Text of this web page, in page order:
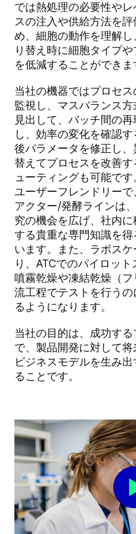
では熱処理の必要性や
スの注入や供給方法を
め、細胞の動作を理解
り替え時に細胞タイプ
を低減することができま
当社の機器ではプロセ
監視し、マスバランス
見出して、バッチ間の
し、効率の変化を確認
後パラメータを修正し
替えてプロセスを改善
ューティングも可能です
ユーザーフレンドリー
アクター/発酵ラインは
究の機会を広げ、社内
する貴重な専門知識を
います。また、ラボス
り、ATCでのパイロット
噴霧乾燥や凍結乾燥（
流工程でテストを行う
るようになります。
当社の目的は、成功す
で、製品開発に対して
ビジネスモデルを生み
ることです。